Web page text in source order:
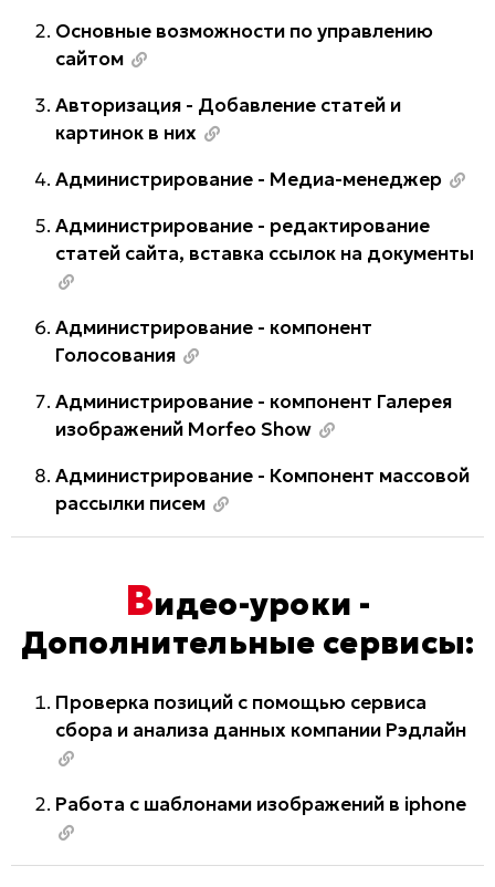
Основные возможности по управлению
сайтом
Авторизация - Добавление статей и
картинок в них
Администрирование - Медиа-менеджер
Администрирование - редактирование
статей сайта, вставка ссылок на документы
Администрирование - компонент
Голосования
Администрирование - компонент Галерея
изображений Morfeo Show
Администрирование - Компонент массовой
рассылки писем
Видео-уроки -
Дополнительные сервисы:
Проверка позиций с помощью сервиса
сбора и анализа данных компании Рэдлайн
Работа с шаблонами изображений в iphone